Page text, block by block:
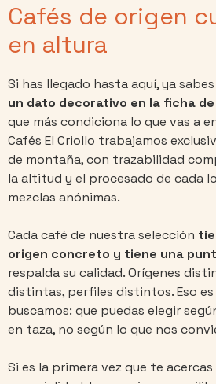
Cafés de origen
en altura
Si has llegado hasta aquí, ya
un dato decorativo en la ficha
que más condiciona lo que vas a
Cafés El Criollo trabajamos
de montaña, con trazabilidad
la altitud y el procesado de cada
mezclas anónimas.
Cada café de nuestra selección
origen concreto y tiene una
respalda su calidad. Orígenes
distintas, perfiles distintos. Eso
buscamos: que puedas elegir
en taza, no según lo que nos
Si es la primera vez que te